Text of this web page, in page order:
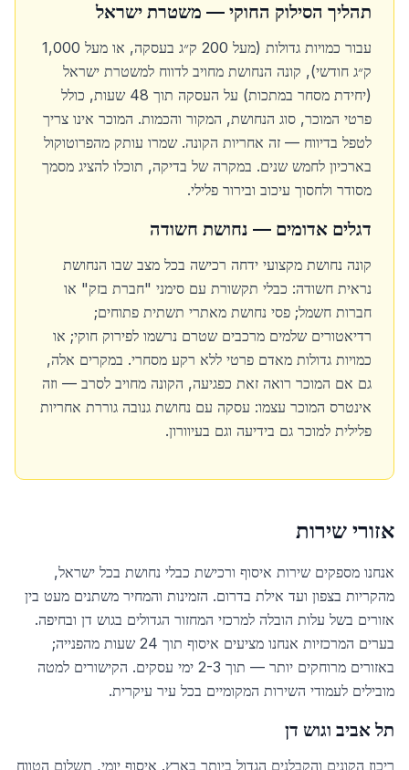
תהליך הסילוק החוקי — משטרת ישראל
עבור כמויות גדולות (מעל 200 ק״ג בעסקה, או מעל 1,000
ק״ג חודשי), קונה הנחושת מחויב לדווח למשטרת ישראל
(יחידת מסחר במתכות) על העסקה תוך 48 שעות, כולל
פרטי המוכר, סוג הנחושת, המקור והכמות. המוכר אינו צריך
לטפל בדיווח — זה אחריות הקונה. שמרו עותק מהפרוטוקול
בארכיון לחמש שנים. במקרה של בדיקה, תוכלו להציג מסמך
מסודר ולחסוך עיכוב ובירור פלילי.
דגלים אדומים — נחושת חשודה
קונה נחושת מקצועי ידחה רכישה בכל מצב שבו הנחושת
נראית חשודה: כבלי תקשורת עם סימני "חברת בזק" או
חברות חשמל; פסי נחושת מאתרי תשתית פתוחים;
רדיאטורים שלמים מרכבים שטרם נרשמו לפירוק חוקי; או
כמויות גדולות מאדם פרטי ללא רקע מסחרי. במקרים אלה,
גם אם המוכר רואה זאת כפגיעה, הקונה מחויב לסרב — וזה
אינטרס המוכר עצמו: עסקה עם נחושת גנובה גוררת אחריות
פלילית למוכר גם בידיעה וגם בעיוורון.
אזורי שירות
אנחנו מספקים שירות איסוף ורכישת כבלי נחושת בכל ישראל,
מהקריות בצפון ועד אילת בדרום. הזמינות והמחיר משתנים מעט בין
אזורים בשל עלות הובלה למרכזי המחזור הגדולים בגוש דן ובחיפה.
בערים המרכזיות אנחנו מציעים איסוף תוך 24 שעות מהפנייה;
באזורים מרוחקים יותר — תוך 2-3 ימי עסקים. הקישורים למטה
מובילים לעמודי השירות המקומיים בכל עיר עיקרית.
תל אביב וגוש דן
ריכוז הקונים והקבלנים הגדול ביותר בארץ. איסוף יומי, תשלום הטווח